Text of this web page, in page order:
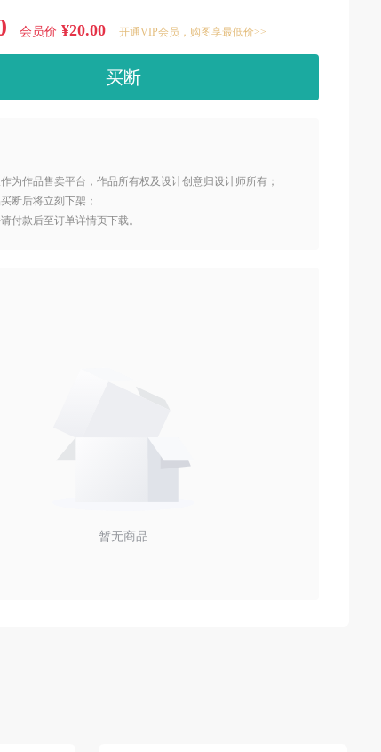
会员价 ¥20.00 开通VIP会员，购图享最低价>>
买断
为作品售卖平台，作品所有权及设计创意归设计师所有；
断后将立刻下架；
付款后至订单详情页下载。
暂无商品